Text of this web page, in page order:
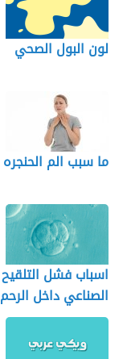
لون البول الصحي
ما سبب الم الحنجره
اسباب فشل التلقيح
الصناعي داخل الرحم